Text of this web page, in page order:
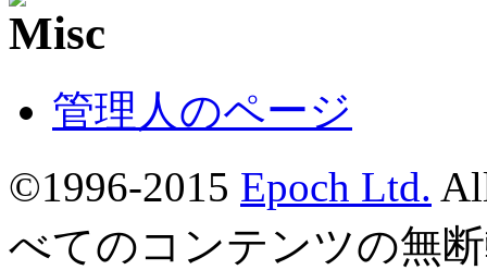
管理人のページ
©1996-2015 Epoch Ltd.
べてのコンテンツの無